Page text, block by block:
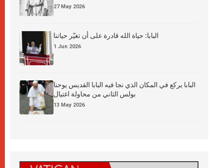
27 May 2026
البابا: حياة الله قادرة على أن تغيّر حياتنا
1 Jun 2026
البابا يركع في المكان الذي نجا فيه البابا القديس يوحنا
بولس الثاني من محاولة اغتيال
13 May 2026